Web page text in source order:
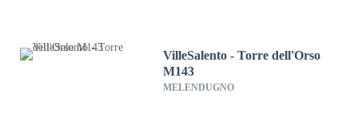
VilleSalento - Torre dell'Orso
M143
MELENDUGNO